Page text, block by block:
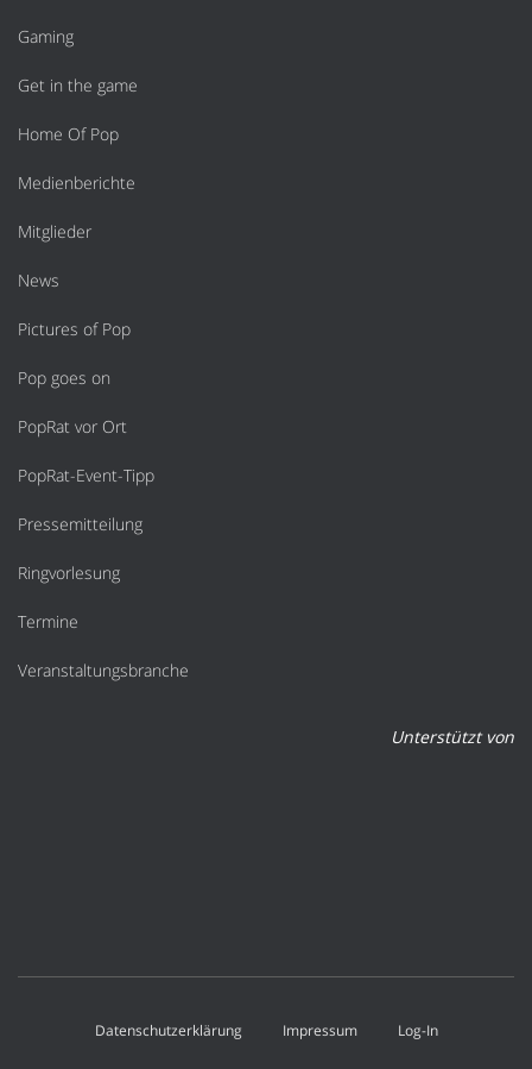
Gaming
Get in the game
Home Of Pop
Medienberichte
Mitglieder
News
Pictures of Pop
Pop goes on
PopRat vor Ort
PopRat-Event-Tipp
Pressemitteilung
Ringvorlesung
Termine
Veranstaltungsbranche
Unterstützt von
Datenschutzerklärung Impressum Log-In